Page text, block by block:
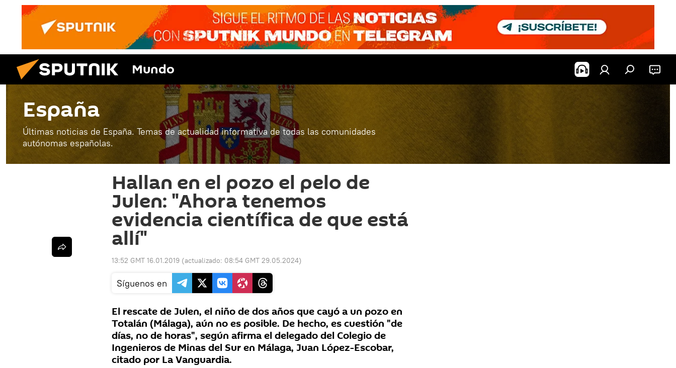
Mundo
España
Últimas noticias de España. Temas de actualidad informativa de todas las comunidades
autónomas españolas.
Hallan en el pozo el pelo de
Julen: "Ahora tenemos
evidencia científica de que está
allí"
13:52 GMT 16.01.2019 (actualizado: 08:54 GMT 29.05.2024)
Síguenos en
El rescate de Julen, el niño de dos años que cayó a un pozo en
Totalán (Málaga), aún no es posible. De hecho, es cuestión "de
días, no de horas", según afirma el delegado del Colegio de
Ingenieros de Minas del Sur en Málaga, Juan López-Escobar,
citado por La Vanguardia.